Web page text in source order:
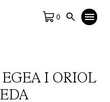
0
I ORIOL